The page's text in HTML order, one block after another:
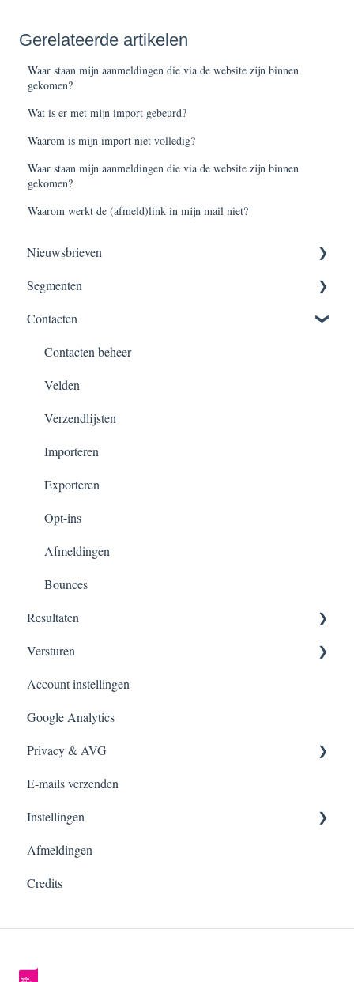
Gerelateerde artikelen
Waar staan mijn aanmeldingen die via de website zijn binnen
gekomen?
Wat is er met mijn import gebeurd?
Waarom is mijn import niet volledig?
Waar staan mijn aanmeldingen die via de website zijn binnen
gekomen?
Waarom werkt de (afmeld)link in mijn mail niet?
Nieuwsbrieven
Nieuwsbrieven maken
Versturen, verzendschema’s & planningen
Segmenten
Segmentatie overzicht
Dynamisch segment
Contacten
Contacten beheer
Velden
Verzendlijsten
Importeren
Exporteren
Opt-ins
Afmeldingen
Bounces
Resultaten
Overzicht
Versturen
Overzicht
Nieuwsbrief inplannen
E-mail automation
A/B-testing
Account instellingen
Google Analytics
Privacy & AVG
FAQ over AVG-compliance
E-mails verzenden
Instellingen
Account
Verzenders
Afmeldingen
Credits